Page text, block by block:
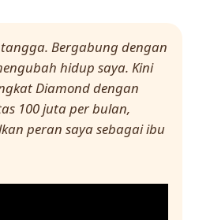
Bergabung dengan
hidup saya. Kini
Diamond dengan
100 juta per bulan,
peran saya sebagai ibu